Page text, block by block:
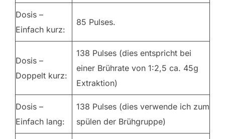
Dosis –
Einfach kurz:
85 Pulses.
Dosis –
Doppelt kurz:
138 Pulses (dies entspricht bei
einer Brührate von 1:2,5 ca. 45g
Extraktion)
Dosis –
Einfach lang:
138 Pulses (dies verwende ich zum
spülen der Brühgruppe)